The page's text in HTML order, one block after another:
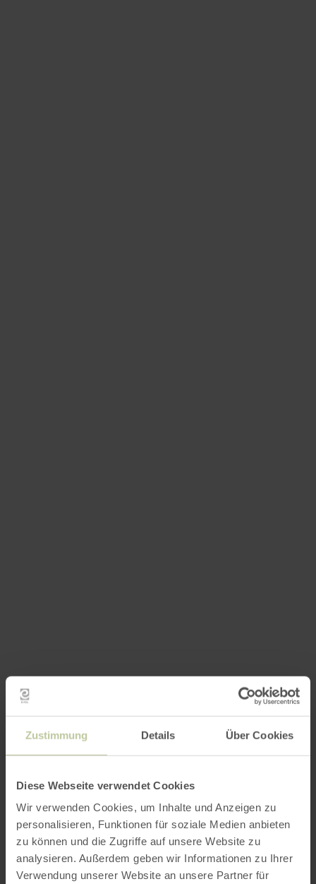
Zustimmung Details Über Cookies
Diese Webseite verwendet Cookies
Wir verwenden Cookies, um Inhalte und Anzeigen zu
personalisieren, Funktionen für soziale Medien anbieten
zu können und die Zugriffe auf unsere Website zu
analysieren. Außerdem geben wir Informationen zu Ihrer
Verwendung unserer Website an unsere Partner für